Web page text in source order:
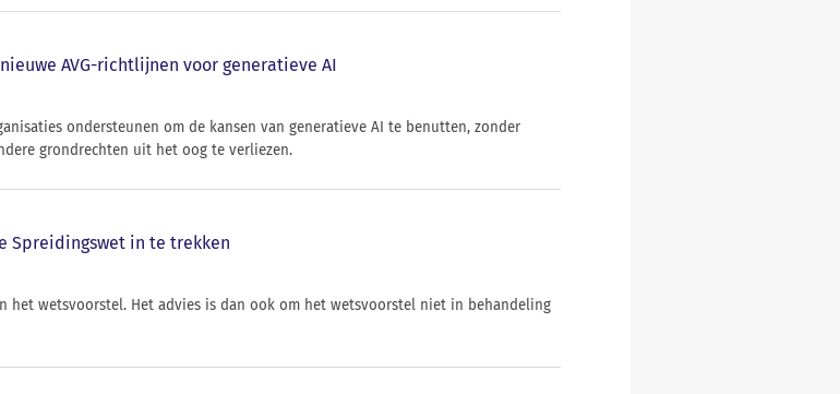
AVG-richtlijnen voor generatieve AI
ondersteunen om de kansen van generatieve AI te benutten, zonder
grondrechten uit het oog te verliezen.
Spreidingswet in te trekken
het wetsvoorstel. Het advies is dan ook om het wetsvoorstel niet in behandeling